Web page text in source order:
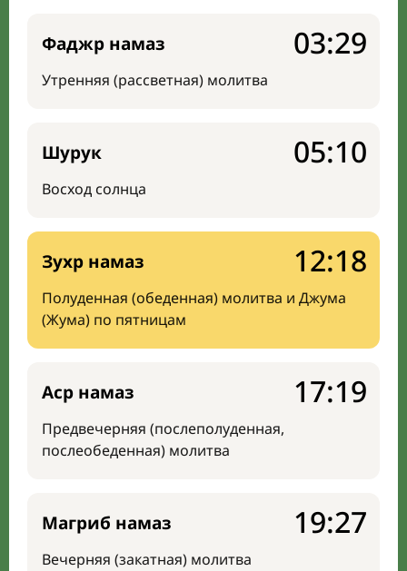
Фаджр намаз
Утренняя (рассветная) молитва
03:29
Шурук
Восход солнца
05:10
Зухр намаз
Полуденная (обеденная) молитва и Джума
(Жума) по пятницам
12:18
Аср намаз
Предвечерняя (послеполуденная,
послеобеденная) молитва
17:19
Магриб намаз
Вечерняя (закатная) молитва
19:27